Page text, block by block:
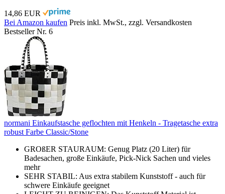
14,86 EUR
Bei Amazon kaufen Preis inkl. MwSt., zzgl. Versandkosten
Bestseller Nr. 6
normani Einkaufstasche geflochten mit Henkeln - Tragetasche extra
robust Farbe Classic/Stone
GROßER STAURAUM: Genug Platz (20 Liter) für
Badesachen, große Einkäufe, Pick-Nick Sachen und vieles
mehr
SEHR STABIL: Aus extra stabilem Kunststoff - auch für
schwere Einkäufe geeignet